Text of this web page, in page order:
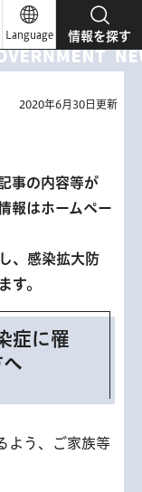
Language 情報を探す
2020年6月30日更新
事の内容等が
報はホームペー
、感染拡大防
す。
症に罹
へ
よう、ご家族等